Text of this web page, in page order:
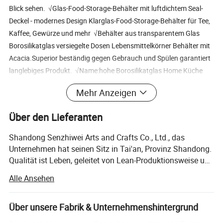
Blick sehen. √Glas-Food-Storage-Behälter mit luftdichtem Seal-
Deckel - modernes Design Klarglas-Food-Storage-Behälter für Tee,
Kaffee, Gewürze und mehr √Behälter aus transparentem Glas
Borosilikatglas versiegelte Dosen Lebensmittelkörner Behälter mit
Acacia.Superior beständig gegen Gebrauch und Spülen garantiert
langlebiges Produkt. √Name:hohe Borosilikatglas Home Küche
Verwenden Sie Lagerkrüge mit versiegelt Akazie Schraubdeckel
Unternehmensprofil Shandong Senzhiwei Arts and Crafts Co. ,
Qualität ist Leben, geleitet von Lean-Produktionsweise und
getrieben von strenger Führung. Verbessern Sie sich weiter, halten
Sie sich an die gleichen, mit ausgezeichneten Produkten und
Dienstleistungen, um Kundenanforderungen zu erfüllen,
Unternehmen ist ganzjährig Entwicklung und Produktion von
Küche Gewürz Flasche Produkte Produktionsunternehmen, ist
eine Selbstproduktion und Selbstmarketing-Prozess-Fabrik, mit der
Mehr Anzeigen
Über den Lieferanten
Shandong Senzhiwei Arts and Crafts Co., Ltd., das
Unternehmen hat seinen Sitz in Tai'an, Provinz Shandong.
Qualität ist Leben, geleitet von Lean-Produktionsweise und
weiter, halten Sie sich an die gleichen, mit
ausgezeichneten Produkten und Dienstleistungen, um
Kundenanforderungen zu erfüllen, zusammen, um eine
Alle Ansehen
Über unsere Fabrik & Unternehmenshintergrund